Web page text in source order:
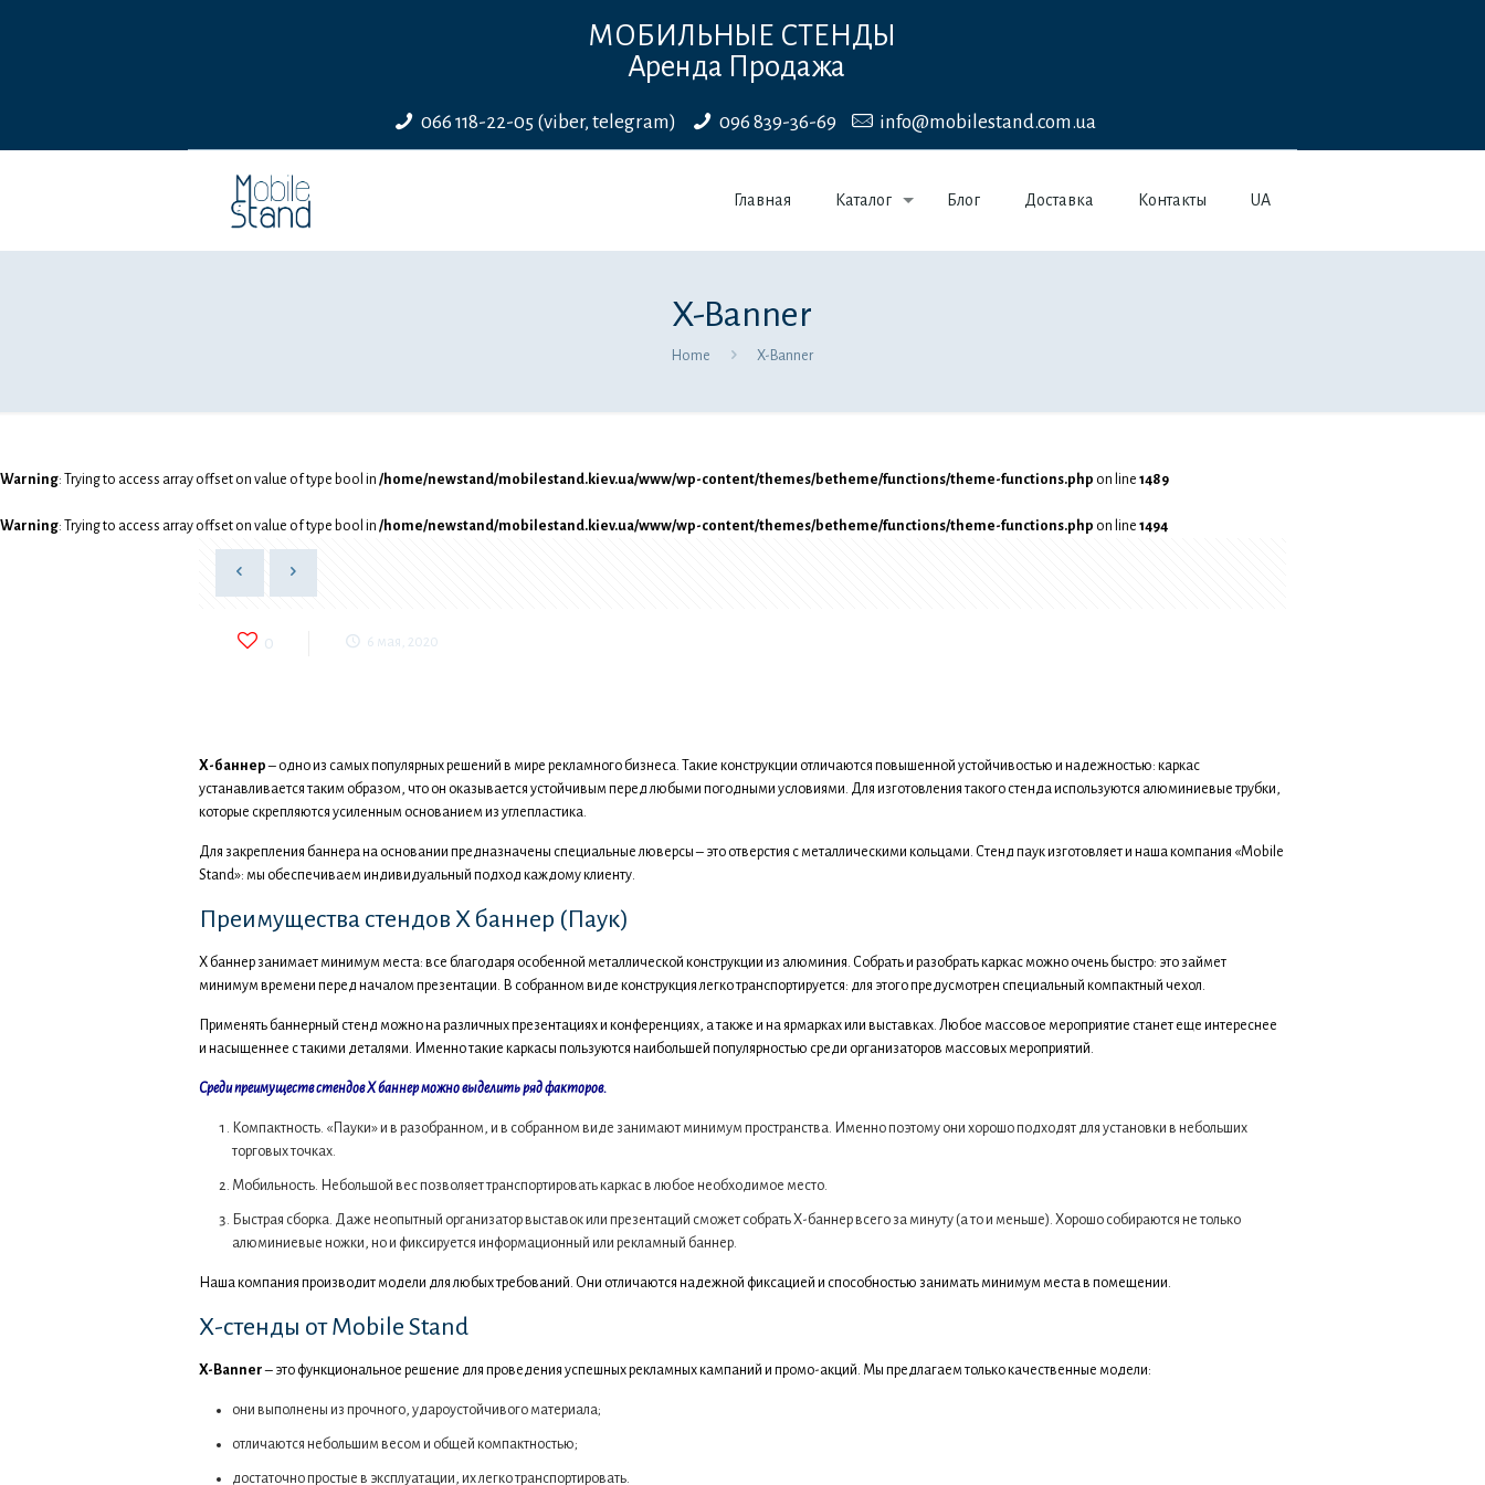
МОБИЛЬНЫЕ СТЕНДЫ
Аренда Продажа
066 118-22-05 (viber, telegram) 096 839-36-69 info@mobilestand.com.ua
Главная Каталог Блог Доставка Контакты UA
X-Banner
Home X-Banner
Warning: Trying to access array offset on value of type bool in /home/newstand/mobilestand.kiev.ua/www/wp-content/themes/betheme/functions/theme-functions.php on line 1489
Warning: Trying to access array offset on value of type bool in /home/newstand/mobilestand.kiev.ua/www/wp-content/themes/betheme/functions/theme-functions.php on line 1494
0 6 мая, 2020
Х-баннер– одно из самых популярных решений в мире рекламного бизнеса. Такие конструкции отличаются повышенной устойчивостью и надежностью: каркас
устанавливается таким образом, что он оказывается устойчивым перед любыми погодными условиями. Для изготовления такого стенда используются алюминиевые трубки,
которые скрепляются усиленным основанием из углепластика.
Для закрепления баннера на основании предназначены специальные люверсы – это отверстия с металлическими кольцами. Стенд паук изготовляет и наша компания «Mobile
Stand»: мы обеспечиваем индивидуальный подход каждому клиенту.
Преимущества стендов Х баннер (Паук)
Х баннер занимает минимум места: все благодаря особенной металлической конструкции из алюминия. Собрать и разобрать каркас можно очень быстро: это займет
минимум времени перед началом презентации. В собранном виде конструкция легко транспортируется: для этого предусмотрен специальный компактный чехол.
Применять баннерный стенд можно на различных презентациях и конференциях, а также и на ярмарках или выставках. Любое массовое мероприятие станет еще интереснее
и насыщеннее с такими деталями. Именно такие каркасы пользуются наибольшей популярностью среди организаторов массовых мероприятий.
Среди преимуществ стендов Х баннер можно выделить ряд факторов.
Компактность. «Пауки» и в разобранном, и в собранном виде занимают минимум пространства. Именно поэтому они хорошо подходят для установки в небольших
торговых точках.
Мобильность. Небольшой вес позволяет транспортировать каркас в любое необходимое место.
Быстрая сборка. Даже неопытный организатор выставок или презентаций сможет собрать Х-баннер всего за минуту (а то и меньше). Хорошо собираются не только
алюминиевые ножки, но и фиксируется информационный или рекламный баннер.
Наша компания производит модели для любых требований. Они отличаются надежной фиксацией и способностью занимать минимум места в помещении.
Х-стенды от Mobile Stand
X-Banner– это функциональное решение для проведения успешных рекламных кампаний и промо-акций. Мы предлагаем только качественные модели:
они выполнены из прочного, удароустойчивого материала;
отличаются небольшим весом и общей компактностью;
достаточно простые в эксплуатации, их легко транспортировать.